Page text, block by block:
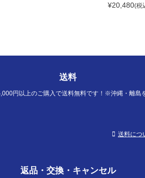
¥20,480(税
送料
円以上のご購入で送料無料です！※沖縄・離島
送料につ
返品・交換・キャンセル